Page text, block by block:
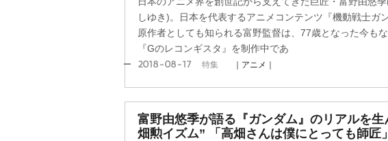
しゆき)。日本を代表するアニメコンテンツ『機動戦士ガ
原作者としても知られる富野監督は、77歳となった今も
『Gのレコンギスタ』を制作中であ
2018-08-17 特集 ｜アニメ｜
富野由悠季が語る『ガンダム』のリアルを生
畑勲イズム” 「高畑さんは僕にとっても師匠」